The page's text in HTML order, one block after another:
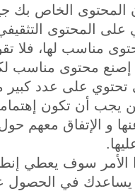
المحتوى الخاص بك
المحتوى
مناسب لها، فلا
إصنع محتوى مناسب
على عدد كبير
أن تكون
و الإتفاق معهم
الأمر سوف
يساعدك في الحصول